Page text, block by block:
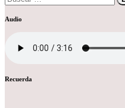
Audio
Recuerda